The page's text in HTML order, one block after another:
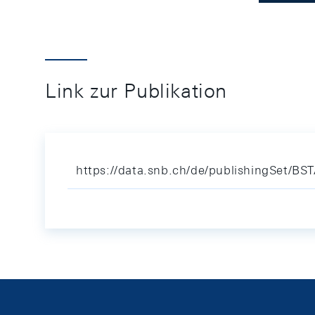
Link zur Publikation
https://data.snb.ch/de/publishingSet/